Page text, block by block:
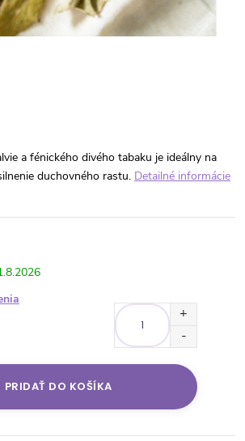
a fénického divého tabaku je ideálny na
duchovného rastu. Detailné informácie
PRIDAŤ DO KOŠÍKA